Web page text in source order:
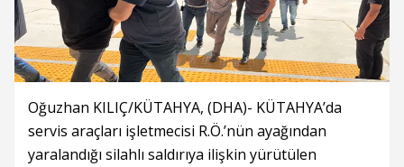
Oğuzhan KILIÇ/KÜTAHYA, (DHA)- KÜTAHYA’da
servis araçları işletmecisi R.Ö.’nün ayağından
yaralandığı silahlı saldırıya ilişkin yürütülen